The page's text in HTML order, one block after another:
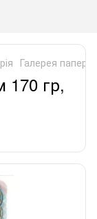
Галерея
170 гр,